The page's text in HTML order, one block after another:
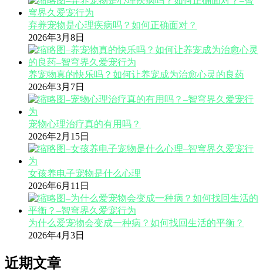
弃养宠物是心理疾病吗？如何正确面对？
2026年3月8日
养宠物真的快乐吗？如何让养宠成为治愈心灵的良药
2026年3月7日
宠物心理治疗真的有用吗？
2026年2月15日
女孩养电子宠物是什么心理
2026年6月11日
为什么爱宠物会变成一种病？如何找回生活的平衡？
2026年4月3日
近期文章